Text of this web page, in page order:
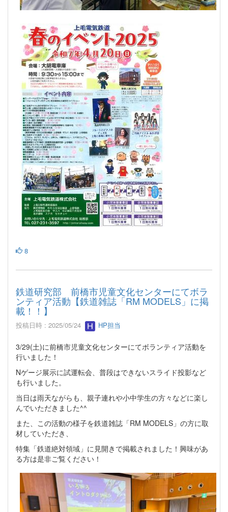
8
鉄道研究部 前橋市児童文化センターにてボラ
ンティア活動【鉄道雑誌「RM MODELS」に掲
載！！】
投稿日時 : 2025/05/24 HP担当
3/29(土)に前橋市児童文化センターにてボランティア活動を
行いました！
Nゲージ展示に試運転会、普段はできないスライド投影など
も行いました。
当日は雨天ながらも、親子連れや小中学生の方々などに楽し
んでいただきました^^
また、この活動の様子を鉄道雑誌「RM MODELS」の方に取
材していただき、
特集「鉄道絶対領域」に見開きで掲載されました！興味があ
る方は是非ご覧ください！